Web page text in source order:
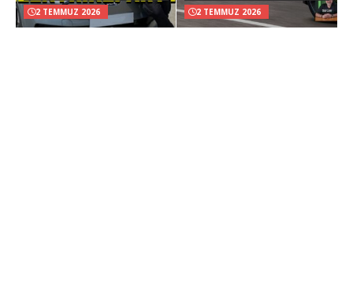
2 TEMMUZ 2026 2 TEMMUZ 2026